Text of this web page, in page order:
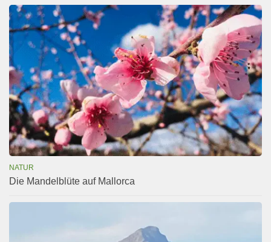
NATUR
Die Mandelblüte auf Mallorca